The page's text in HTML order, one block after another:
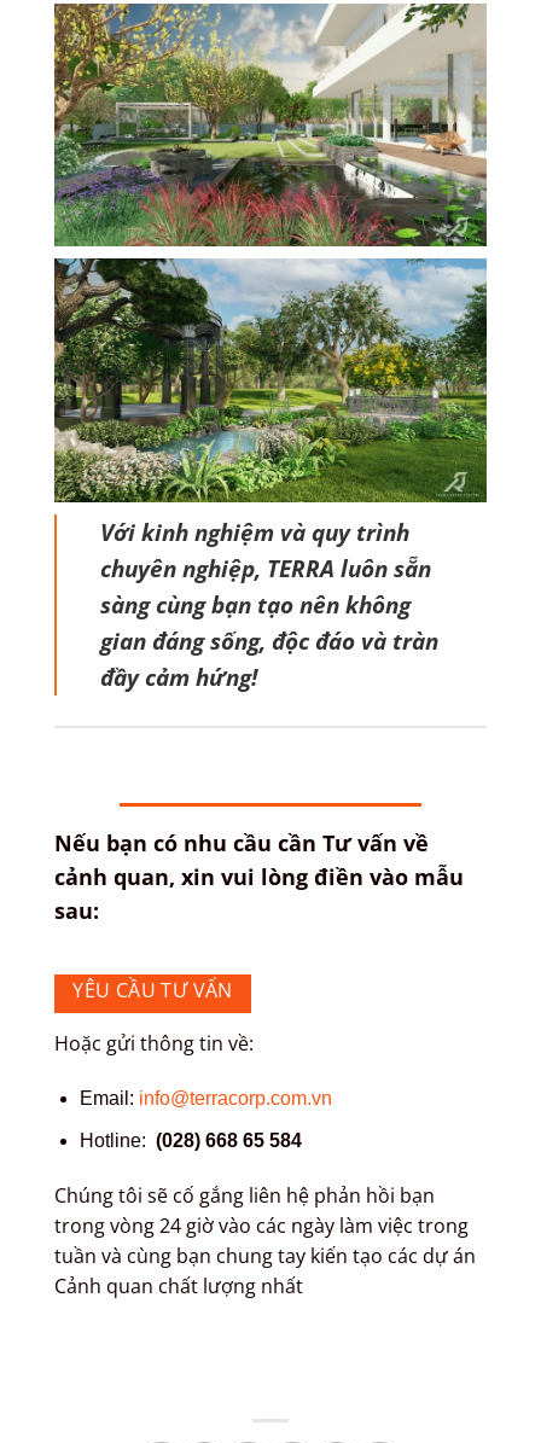
Với kinh nghiệm và quy trình
chuyên nghiệp, TERRA luôn sẵn
sàng cùng bạn tạo nên không
gian đáng sống, độc đáo và tràn
đầy cảm hứng!
Nếu bạn có nhu cầu cần Tư vấn về
cảnh quan, xin vui lòng điền vào mẫu
sau:
YÊU CẦU TƯ VẤN
Hoặc gửi thông tin về:
Email: info@terracorp.com.vn
Hotline: (028) 668 65 584
Chúng tôi sẽ cố gắng liên hệ phản hồi bạn
trong vòng 24 giờ vào các ngày làm việc trong
tuần và cùng bạn chung tay kiến tạo các dự án
Cảnh quan chất lượng nhất